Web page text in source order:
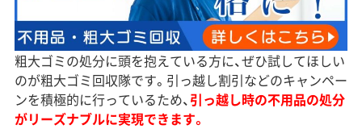
粗大ゴミの処分に頭を抱えている方に、ぜひ試してほしい
のが粗大ゴミ回収隊です。引っ越し割引などのキャンペー
ンを積極的に行っているため、 引っ越し時の不用品の処分
がリーズナブルに実現できます。